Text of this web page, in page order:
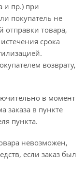
и пр.) при
покупатель не
отправки товара,
срока
возврату,
в момент
заказа в пункте
пункта.
невозможен,
если заказ был